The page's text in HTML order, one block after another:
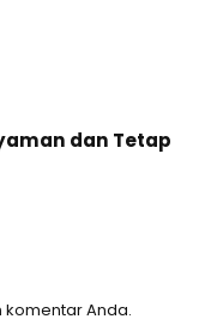
dan Tetap
Anda.